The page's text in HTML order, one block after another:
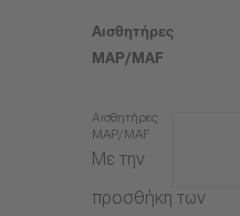
Αισθητήρες
MAP/MAF
Αισθητήρες
MAP/MAF
Με την
προσθήκη των